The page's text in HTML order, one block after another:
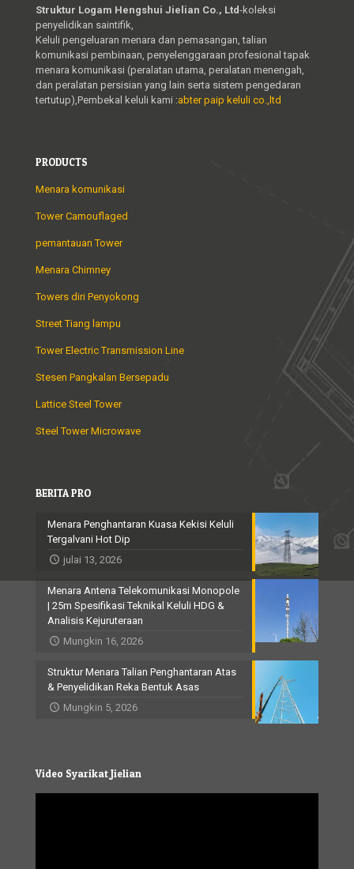
Struktur Logam Hengshui Jielian Co., Ltd-koleksi
penyelidikan saintifik,
Keluli pengeluaran menara dan pemasangan, talian
komunikasi pembinaan, penyelenggaraan profesional tapak
menara komunikasi (peralatan utama, peralatan menengah,
dan peralatan persisian yang lain serta sistem pengedaran
tertutup),Pembekal keluli kami :abter paip keluli co.,ltd
PRODUCTS
Menara komunikasi
Tower Camouflaged
pemantauan Tower
Menara Chimney
Towers diri Penyokong
Street Tiang lampu
Tower Electric Transmission Line
Stesen Pangkalan Bersepadu
Lattice Steel Tower
Steel Tower Microwave
BERITA PRO
Menara Penghantaran Kuasa Kekisi Keluli
Tergalvani Hot Dip
julai 13, 2026
Menara Antena Telekomunikasi Monopole
| 25m Spesifikasi Teknikal Keluli HDG &
Analisis Kejuruteraan
Mungkin 16, 2026
Struktur Menara Talian Penghantaran Atas
& Penyelidikan Reka Bentuk Asas
Mungkin 5, 2026
Video Syarikat Jielian